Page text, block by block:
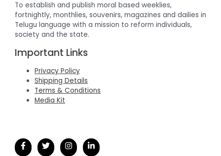
To establish and publish moral based weeklies,
fortnightly, monthlies, souvenirs, magazines and dailies in
Telugu language with a mission to reform individuals,
society and the state.
Important Links
Privacy Policy
Shipping Details
Terms & Conditions
Media Kit